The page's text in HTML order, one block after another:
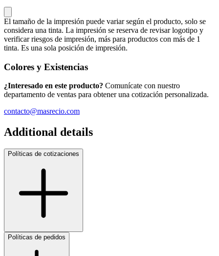
El tamaño de la impresión puede variar según el producto, solo se
considera una tinta. La impresión se reserva de revisar logotipo y
verificar riesgos de impresión, más para productos con más de 1
tinta. Es una sola posición de impresión.
Colores y Existencias
¿Interesado en este producto? Comunícate con nuestro
departamento de ventas para obtener una cotización personalizada.
contacto@masrecio.com
Additional details
Políticas de cotizaciones
Políticas de pedidos